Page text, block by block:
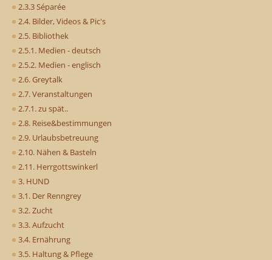
2.3.3 Séparée
2.4. Bilder, Videos & Pic's
2.5. Bibliothek
2.5.1. Medien - deutsch
2.5.2. Medien - englisch
2.6. Greytalk
2.7. Veranstaltungen
2.7.1. zu spät..
2.8. Reise&bestimmungen
2.9. Urlaubsbetreuung
2.10. Nähen & Basteln
2.11. Herrgottswinkerl
3. HUND
3.1. Der Renngrey
3.2. Zucht
3.3. Aufzucht
3.4. Ernährung
3.5. Haltung & Pflege